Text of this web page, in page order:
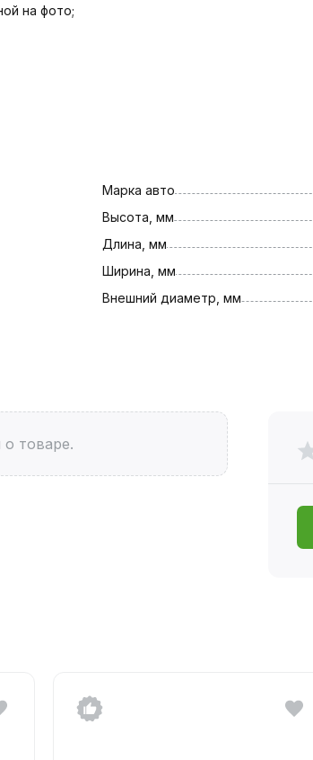
на фото;
Марка авто
Высота, мм
Длина, мм
Ширина, мм
Внешний диаметр, мм
товаре.